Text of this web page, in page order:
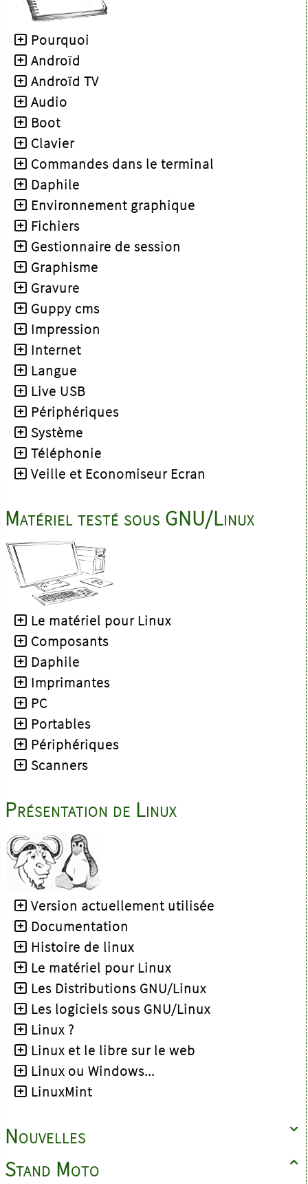
Pourquoi
Androïd
Androïd TV
Audio
Boot
Clavier
Commandes dans le terminal
Daphile
Environnement graphique
Fichiers
Gestionnaire de session
Graphisme
Gravure
Guppy cms
Impression
Internet
Langue
Live USB
Périphériques
Système
Téléphonie
Veille et Economiseur Ecran
Matériel testé sous GNU/Linux
Le matériel pour Linux
Composants
Daphile
Imprimantes
PC
Portables
Périphériques
Scanners
Présentation de Linux
Version actuellement utilisée
Documentation
Histoire de linux
Le matériel pour Linux
Les Distributions GNU/Linux
Les logiciels sous GNU/Linux
Linux ?
Linux et le libre sur le web
Linux ou Windows...
LinuxMint

Nouvelles

Stand Moto